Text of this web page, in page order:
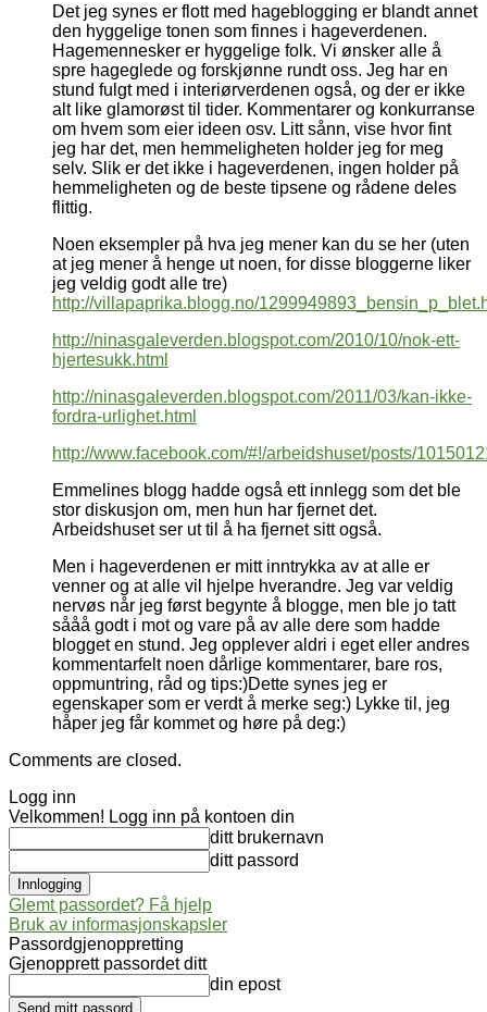
Det jeg synes er flott med hageblogging er blandt annet
den hyggelige tonen som finnes i hageverdenen.
Hagemennesker er hyggelige folk. Vi ønsker alle å
spre hageglede og forskjønne rundt oss. Jeg har en
stund fulgt med i interiørverdenen også, og der er ikke
alt like glamorøst til tider. Kommentarer og konkurranse
om hvem som eier ideen osv. Litt sånn, vise hvor fint
jeg har det, men hemmeligheten holder jeg for meg
selv. Slik er det ikke i hageverdenen, ingen holder på
hemmeligheten og de beste tipsene og rådene deles
flittig.
Noen eksempler på hva jeg mener kan du se her (uten
at jeg mener å henge ut noen, for disse bloggerne liker
jeg veldig godt alle tre)
http://villapaprika.blogg.no/
http://ninasgaleverden.blogspot.com/2010/10/nok-ett-
hjertesukk.html
http://ninasgaleverden.blogspot.com/2011/03/kan-ikke-
fordra-urlighet.html
http://www.facebook.com/#!/arbeidshuset/posts/
Emmelines blogg hadde også ett innlegg som det ble
stor diskusjon om, men hun har fjernet det.
Arbeidshuset ser ut til å ha fjernet sitt også.
Men i hageverdenen er mitt inntrykka av at alle er
venner og at alle vil hjelpe hverandre. Jeg var veldig
nervøs når jeg først begynte å blogge, men ble jo tatt
sååå godt i mot og vare på av alle dere som hadde
blogget en stund. Jeg opplever aldri i eget eller andres
kommentarfelt noen dårlige kommentarer, bare ros,
oppmuntring, råd og tips:)Dette synes jeg er
egenskaper som er verdt å merke seg:) Lykke til, jeg
håper jeg får kommet og høre på deg:)
Comments are closed.
Logg inn
Velkommen! Logg inn på kontoen din
ditt brukernavn
ditt passord
Glemt passordet? Få hjelp
Bruk av informasjonskapsler
Passordgjenoppretting
Gjenopprett passordet ditt
din epost